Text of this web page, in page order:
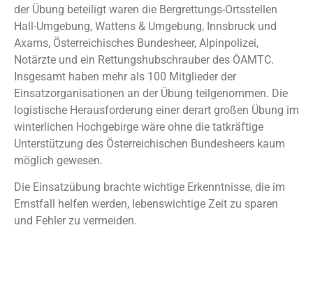
der Übung beteiligt waren die Bergrettungs-Ortsstellen
Hall-Umgebung, Wattens & Umgebung, Innsbruck und
Axams, Österreichisches Bundesheer, Alpinpolizei,
Notärzte und ein Rettungshubschrauber des ÖAMTC.
Insgesamt haben mehr als 100 Mitglieder der
Einsatzorganisationen an der Übung teilgenommen. Die
logistische Herausforderung einer derart großen Übung im
winterlichen Hochgebirge wäre ohne die tatkräftige
Unterstützung des Österreichischen Bundesheers kaum
möglich gewesen.
Die Einsatzübung brachte wichtige Erkenntnisse, die im
Ernstfall helfen werden, lebenswichtige Zeit zu sparen
und Fehler zu vermeiden.